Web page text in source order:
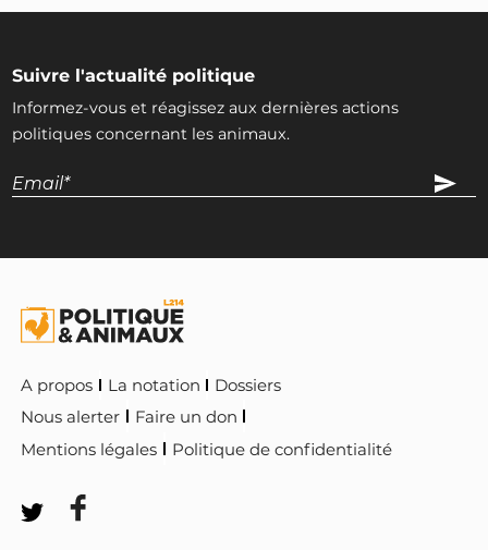
Suivre l'actualité politique
Informez-vous et réagissez aux dernières actions
politiques concernant les animaux.
A propos La notation
Dossiers
Nous alerter
Faire un don
Mentions légales
Politique de confidentialité